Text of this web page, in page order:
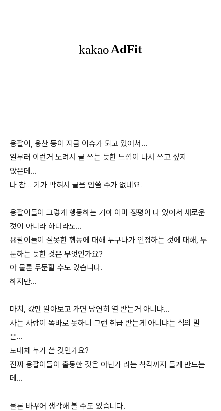
용팔이, 용산 등이 지금 이슈가 되고 있어서...
일부러 이런거 노려서 글 쓰는 듯한 느낌이 나서 쓰고 싶지
않은데...
나 참... 기가 막혀서 글을 안쓸 수가 없네요.
용팔이들이 그렇게 행동하는 거야 이미 정평이 나 있어서 새로운
것이 아니라 하더라도...
용팔이들이 잘못한 행동에 대해 누구나가 인정하는 것에 대해, 두
둔하는 듯한 것은 무엇인가요?
아 물론 두둔할 수도 있습니다.
하지만...
마치, 값만 알아보고 가면 당연히 열 받는거 아니냐...
사는 사람이 똑바로 못하니 그런 취급 받는게 아니냐는 식의 말
은...
도대체 누가 쓴 것인가요?
진짜 용팔이들이 출동한 것은 아닌가 라는 착각까지 들게 만드는
데...
물론 바꾸어 생각해 볼 수도 있습니다.